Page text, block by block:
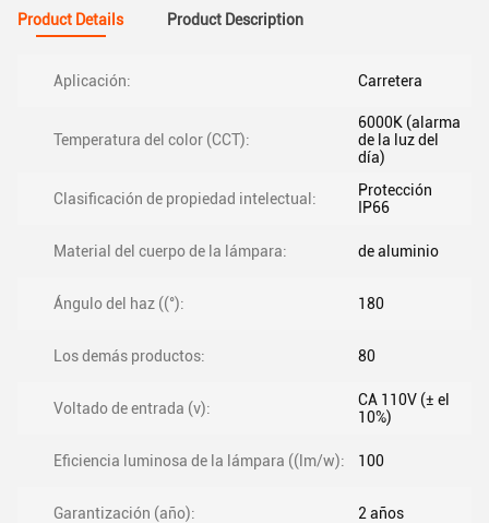
Product Details Product Description
Aplicación: Carretera
Temperatura del color (CCT):
6000K (alarma
de la luz del
día)
Clasificación de propiedad intelectual:
Protección
IP66
Material del cuerpo de la lámpara: de aluminio
Ángulo del haz ((°): 180
Los demás productos: 80
Voltado de entrada (v):
CA 110V (± el
10%)
Eficiencia luminosa de la lámpara ((lm/w): 100
Garantización (año): 2 años